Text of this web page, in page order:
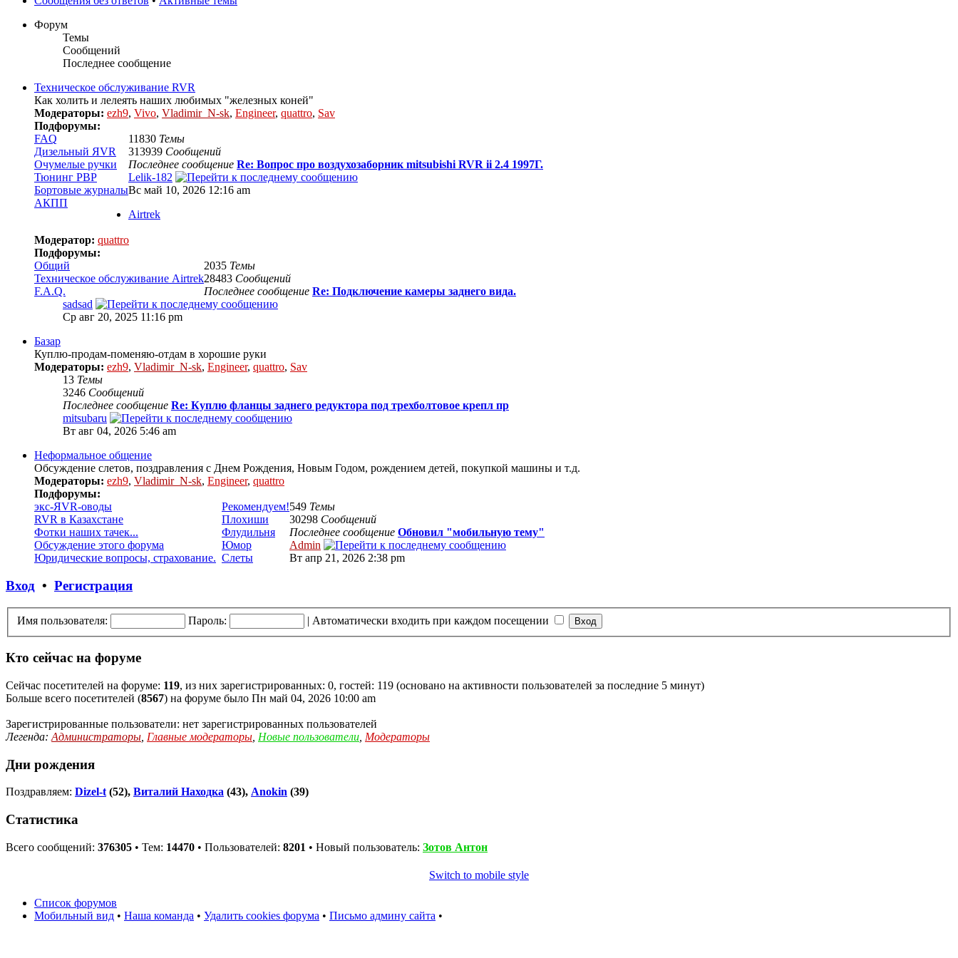
Форум
Темы
Сообщений
Последнее сообщение
Техническое обслуживание RVR
Как холить и лелеять наших любимых "железных коней"
Модераторы: ezh9, Vivo, Vladimir_N-sk, Engineer, quattro, Sav
Подфорумы:
FAQ
Дизельный ЯVR
Очумелые ручки
Тюнинг РВР
Бортовые журналы
АКПП
11830 Темы
313939 Сообщений
Последнее сообщение Re: Вопрос про воздухозаборник mitsubishi RVR ii 2.4 1997Г.
Lelik-182
Вс май 10, 2026 12:16 am
Airtrek
Модератор: quattro
Подфорумы:
Общий
Техническое обслуживание Airtrek
F.A.Q.
2035 Темы
28483 Сообщений
Последнее сообщение Re: Подключение камеры заднего вида.
sadsad
Ср авг 20, 2025 11:16 pm
Базар
Куплю-продам-поменяю-отдам в хорошие руки
Модераторы: ezh9, Vladimir_N-sk, Engineer, quattro, Sav
13 Темы
3246 Сообщений
Последнее сообщение Re: Куплю фланцы заднего редуктора под трехболтовое крепл пр
mitsubaru
Вт авг 04, 2026 5:46 am
Неформальное общение
Обсуждение слетов, поздравления с Днем Рождения, Новым Годом, рождением детей, покупкой машины и т.д.
Модераторы: ezh9, Vladimir_N-sk, Engineer, quattro
Подфорумы:
экс-ЯVR-оводы
RVR в Казахстане
Фотки наших тачек...
Обсуждение этого форума
Юридические вопросы, страхование.
Рекомендуем!
Плохиши
Флудильня
Юмор
Слеты
549 Темы
30298 Сообщений
Последнее сообщение Обновил "мобильную тему"
Admin
Вт апр 21, 2026 2:38 pm
Вход • Регистрация
Имя пользователя: Пароль: | Автоматически входить при каждом посещении
Кто сейчас на форуме
Сейчас посетителей на форуме: 119, из них зарегистрированных: 0, гостей: 119 (основано на активности пользователей за последние 5 минут)
Больше всего посетителей (8567) на форуме было Пн май 04, 2026 10:00 am
Зарегистрированные пользователи: нет зарегистрированных пользователей
Легенда: Администраторы Главные модераторы Новые пользователи Модераторы
Дни рождения
Поздравляем: Dizel-t (52), Виталий Находка (43), Anokin (39)
Статистика
Всего сообщений: 376305 • Тем: 14470 • Пользователей: 8201 • Новый пользователь: Зотов Антон
Switch to mobile style
Список форумов
Мобильный вид • Наша команда • Удалить cookies форума • Письмо админу сайта •